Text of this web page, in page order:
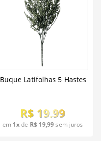
Buque Latifolhas 5 Hastes
R$ 19,99
em 1xde R$ 19,99sem juros